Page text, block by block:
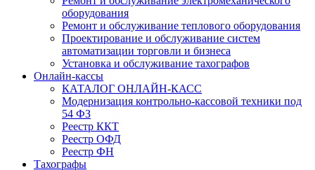
оборудования
Ремонт и обслуживание теплового оборудования
Проектирование и обслуживание систем
автоматизации торговли и бизнеса
Установка и обслуживание тахографов
Онлайн-кассы
КАТАЛОГ ОНЛАЙН-КАСС
Модернизация контрольно-кассовой техники под
54 ФЗ
Реестр ККТ
Реестр ОФД
Реестр ФН
Тахографы